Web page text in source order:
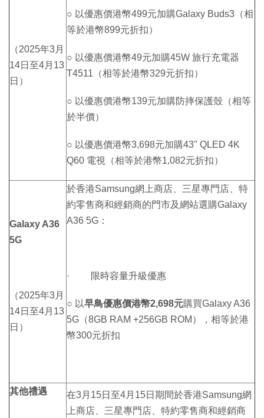
（2025年3月
14日至4月13
日）
○ 以優惠價港幣499元加購Galaxy Buds3（相
等於港幣899元折扣）
○ 以優惠價港幣49元加購45W 旅行充電器
T4511（相等於港幣329元折扣）
○ 以優惠價港幣139元加購防摔保護殼（相等
於半價）
○ 以優惠價港幣3,698元加購43" QLED 4K
Q60 電視（相等於港幣1,082元折扣）
Galaxy A36
5G
（2025年3月
14日至4月13
日）
於香港Samsung網上商店、三星專門店、特
約零售商和經銷商的門市及網站選購Galaxy
A36 5G：
· 限時容量升級優惠
○ 以早鳥優惠價港幣2,698元購買Galaxy A36
5G（8GB RAM +256GB ROM），相等於港
幣300元折扣
其他禮遇
在3月15日至4月15日期間於香港Samsung網
上商店、三星專門店、特約零售商和經銷商